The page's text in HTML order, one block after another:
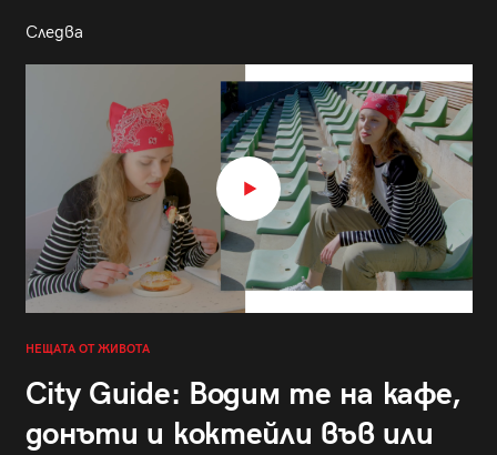
Следва
НЕЩАТА ОТ ЖИВОТА
City Guide: Водим те на кафе,
донъти и коктейли във или